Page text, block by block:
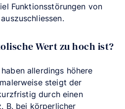
Funktionsstörungen von
Wert zu hoch ist?
allerdings höhere
steigt der
durch einen
B. bei körperlicher